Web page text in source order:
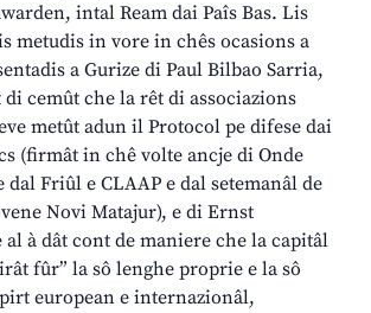
intal Ream dai Paîs Bas. Lis
metudis in vore in chês ocasions a
a Gurize di Paul Bilbao Sarria,
di cemût che la rêt di associazions
metût adun il Protocol pe difese dai
(firmât in chê volte ancje di Onde
dal Friûl e CLAAP e dal setemanâl de
Novi Matajur), e di Ernst
à dât cont de maniere che la capitâl
fûr” la sô lenghe proprie e la sô
european e internazionâl,